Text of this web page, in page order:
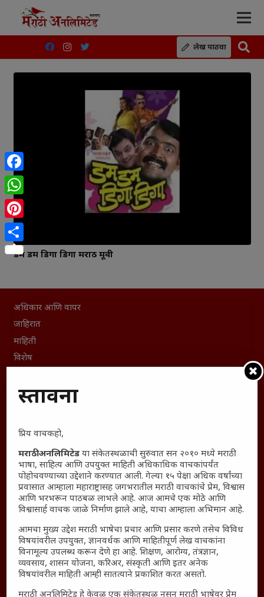
लेख पाठवा
डम डम डिगा डिगा मराठी मूवी
अधिकार आणि वापर
जाहिरात
माहिती
विशेष
English To Marathi
Shop Unlimited
Thought For The Day
सामान्य आजारांवर गावठी उपाय – घरच्या घरी मिळवा प्राथमिक
आराम
आजच्या युगातील तरुण पिढी कुठे हरवली?
महाराष्ट्रातील किल्ल्यांचे महत्त्व : स्वराज्याच्या वैभवशाली इतिहासाचे
साक्षीदार
₹370 ची बिर्याणी” आणि हरवत चाललेली संवेदनशीलता : आजच्या
तरुणांच्या मनात नेमकं काय चाललंय?
Facebook
WhatsApp
Pinterest
Share
प्रस्तावना
प्रिय वाचकहो,
मराठी अनलिमिटेड या संकेतस्थळाची सुरुवात सन २०१० मध्ये मराठी
भाषा, साहित्य आणि उपयुक्त माहिती अधिकाधिक वाचकांपर्यंत
पोहोचवण्याच्या उद्देशाने करण्यात आली. गेल्या १५ पेक्षा अधिक वर्षांच्या
प्रवासात आम्हाला महाराष्ट्रासह जगभरातील मराठी वाचकांचे प्रेम, विश्वास
आणि भरभरून पाठबळ लाभले आहे. आज आमचे एक मोठे आणि
विश्वासार्ह वाचक जाळे निर्माण झाले आहे, याचा आम्हाला अभिमान आहे.
आमचा मुख्य उद्देश मराठी भाषेचा प्रचार आणि प्रसार करणे तसेच विविध
विषयांवरील उपयुक्त, ज्ञानवर्धक आणि माहितीपूर्ण लेख वाचकांना
विनामूल्य उपलब्ध करून देणे हा आहे. शिक्षण, आरोग्य, तंत्रज्ञान,
व्यवसाय, शासन योजना, करिअर, संस्कृती आणि इतर अनेक
विषयांवरील माहिती आम्ही सातत्याने प्रकाशित करत असतो.